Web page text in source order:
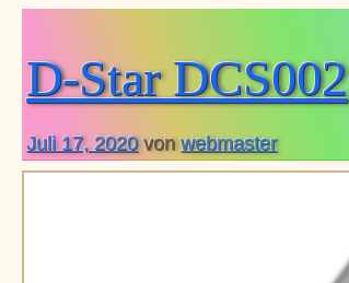
D-Star DCS002
Juli 17, 2020 vonwebmaster